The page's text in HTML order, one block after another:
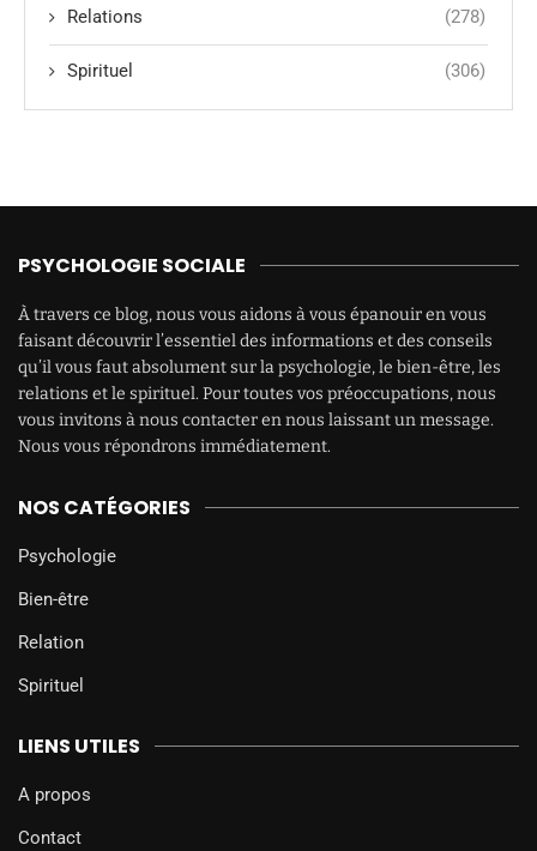
Relations (278)
Spirituel (306)
PSYCHOLOGIE SOCIALE
À travers ce blog, nous vous aidons à vous épanouir en vous
faisant découvrir l’essentiel des informations et des conseils
qu’il vous faut absolument sur la psychologie, le bien-être, les
relations et le spirituel. Pour toutes vos préoccupations, nous
vous invitons à nous contacter en nous laissant un message.
Nous vous répondrons immédiatement.
NOS CATÉGORIES
Psychologie
Bien-être
Relation
Spirituel
LIENS UTILES
A propos
Contact